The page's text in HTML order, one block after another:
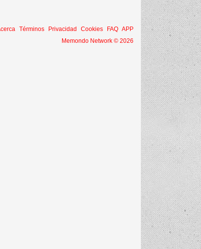
Términos Privacidad Cookies FAQ APP
Memondo Network © 2026